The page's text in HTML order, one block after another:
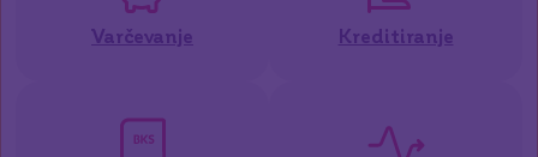
Varčevanje Kreditiranje